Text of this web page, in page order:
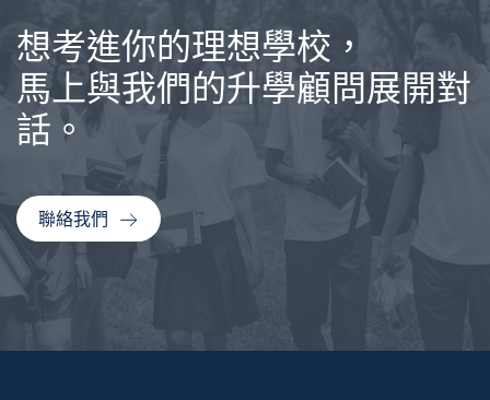
想考進你的理想學校，
馬上與我們的升學顧問展開對
話。
聯絡我們